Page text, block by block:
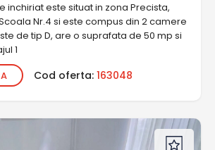
inchiriat este situat in zona Precista,
Nr.4 si este compus din 2 camere
de tip D, are o suprafata de 50 mp si
1
Cod oferta: 163048